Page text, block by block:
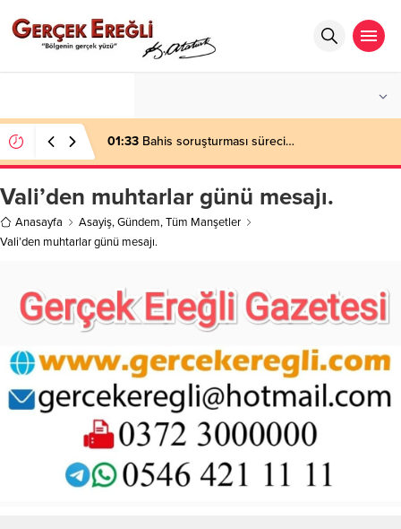
01:33 Bahis soruşturması süreci…
Vali’den muhtarlar günü mesajı.
Anasayfa Asayiş,Gündem,Tüm Manşetler
Vali’den muhtarlar günü mesajı.